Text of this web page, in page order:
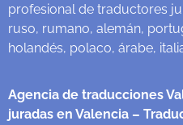
profesional de traductores
ruso, rumano, alemán,
holandés, polaco, árabe,
Agencia de traducciones
juradas en Valencia –